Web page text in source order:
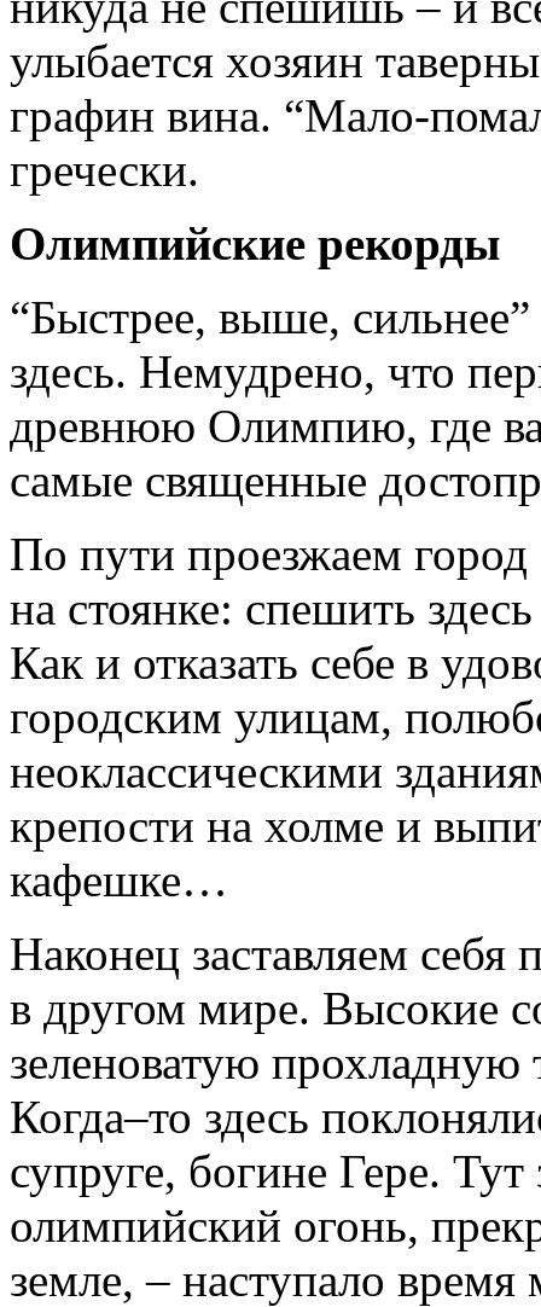
улыбается хозяин
графин вина. “Мало-
гречески.
Олимпийские рекорды
“Быстрее, выше,
здесь. Немудрено, что
древнюю Олимпию, где
самые священные
По пути проезжаем
на стоянке: спешить
Как и отказать себе в
городским улицам,
неоклассическими
крепости на холме и
кафешке…
Наконец заставляем себя
в другом мире. Высокие
зеленоватую
Когда–то здесь
супруге, богине Гере.
олимпийский огонь,
земле, – наступало время